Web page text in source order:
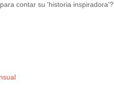
contar su 'historia inspiradora'?